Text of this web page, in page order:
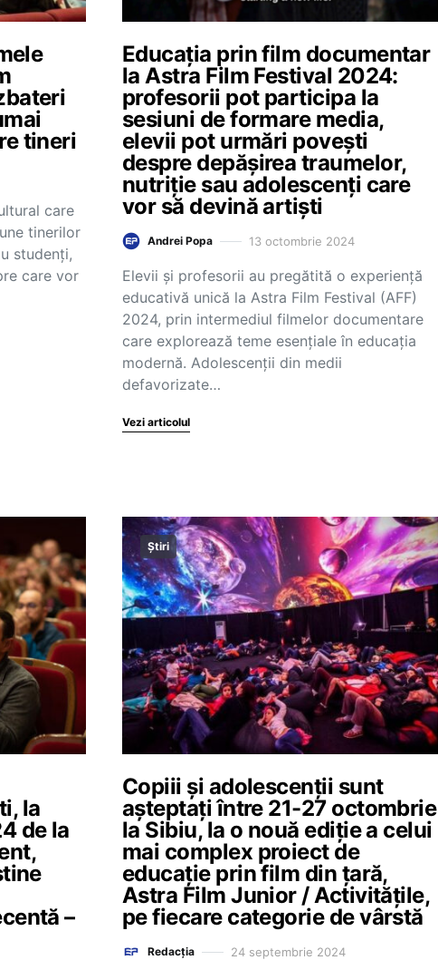
tineri
care
tinerilor
studenți,
care vor
Educația prin film documentar
la Astra Film Festival 2024:
profesorii pot participa la
sesiuni de formare media,
elevii pot urmări povești
despre depășirea traumelor,
nutriție sau adolescenți care
vor să devină artiști
Andrei Popa 13 octombrie 2024
Elevii și profesorii au pregătită o experiență
educativă unică la Astra Film Festival (AFF)
2024, prin intermediul filmelor documentare
care explorează teme esențiale în educația
modernă. Adolescenții din medii
defavorizate…
Vezi articolul
la
de la
–
Știri
Copiii și adolescenții sunt
așteptați între 21-27 octombrie
la Sibiu, la o nouă ediție a celui
mai complex proiect de
educație prin film din țară,
Astra Film Junior / Activitățile,
pe fiecare categorie de vârstă
Redacția 24 septembrie 2024